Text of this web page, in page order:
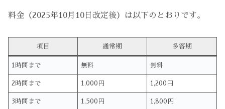
料金（2025年10月10日改定後）は以下のとおりです。
項目 通常期 多客期
1時間まで 無料 無料
2時間まで 1,000円 1,200円
3時間まで 1,500円 1,800円